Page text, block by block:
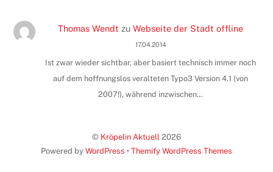
Thomas Wendt zuWebseite der Stadt offline
17.04.2014
Ist zwar wieder sichtbar, aber basiert technisch immer noch
auf dem hoffnungslos veralteten Typo3 Version 4.1 (von
2007!), während inzwischen…
© Kröpelin Aktuell 2026
Powered by WordPress • Themify WordPress Themes